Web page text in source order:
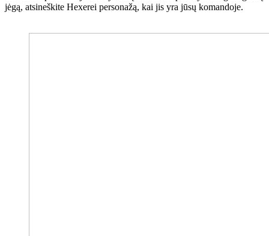
jėgą, atsineškite Hexerei personažą, kai jis yra jūsų komandoje.